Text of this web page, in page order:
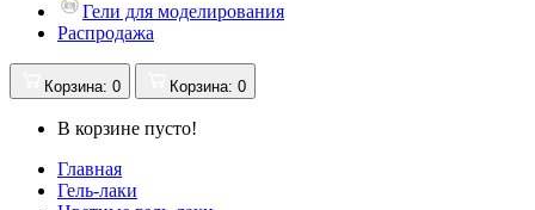
Гели для моделирования
Распродажа
Корзина: 0 Корзина: 0
В корзине пусто!
Главная
Гель-лаки